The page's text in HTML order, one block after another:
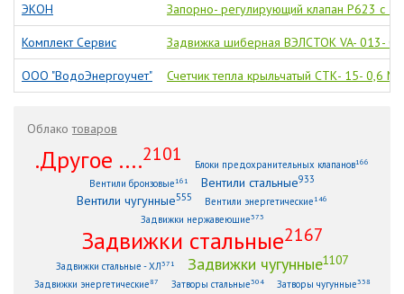
ЭКОН Запорно- регулирующий клапан Р623 с
Комплект Сервис Задвижка шиберная ВЭЛСТОК VA- 013-
ООО "ВодоЭнергоучет" Счетчик тепла крыльчатый СТК- 15- 0,6 M-
Облакотоваров
.Другое ....2101
Блоки предохранительных клапанов166
Вентили бронзовые161 Вентили стальные933
Вентили чугунные555 Вентили энергетические146
Задвижки нержавеющие373
Задвижки стальные2167
Задвижки стальные - ХЛ371 Задвижки чугунные1107
Задвижки энергетические87 Затворы стальные304 Затворы чугунные338